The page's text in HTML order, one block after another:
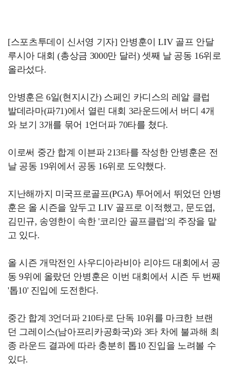
[스포츠투데이 신서영 기자] 안병훈이 LIV 골프 안달
루시아 대회 (총상금 3000만 달러) 셋째 날 공동 16위로
올라섰다.
안병훈은 6일(현지시간) 스페인 카디스의 레알 클럽
발데라마(파71)에서 열린 대회 3라운드에서 버디 4개
와 보기 3개를 묶어 1언더파 70타를 쳤다.
이로써 중간 합계 이븐파 213타를 작성한 안병훈은 전
날 공동 19위에서 공동 16위로 도약했다.
지난해까지 미국프로골프(PGA) 투어에서 뛰었던 안병
훈은 올 시즌을 앞두고 LIV 골프로 이적했고, 문도엽,
김민규, 송영한이 속한 '코리안 골프클럽'의 주장을 맡
고 있다.
올 시즌 개막전인 사우디아라비아 리야드 대회에서 공
동 9위에 올랐던 안병훈은 이번 대회에서 시즌 두 번째
'톱10' 진입에 도전한다.
중간 합계 3언더파 210타로 단독 10위를 마크한 브랜
던 그레이스(남아프리카공화국)와 3타 차에 불과해 최
종 라운드 결과에 따라 충분히 톱10 진입을 노려볼 수
있다.